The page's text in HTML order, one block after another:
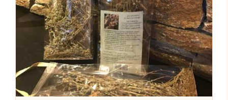
DÉTAILS